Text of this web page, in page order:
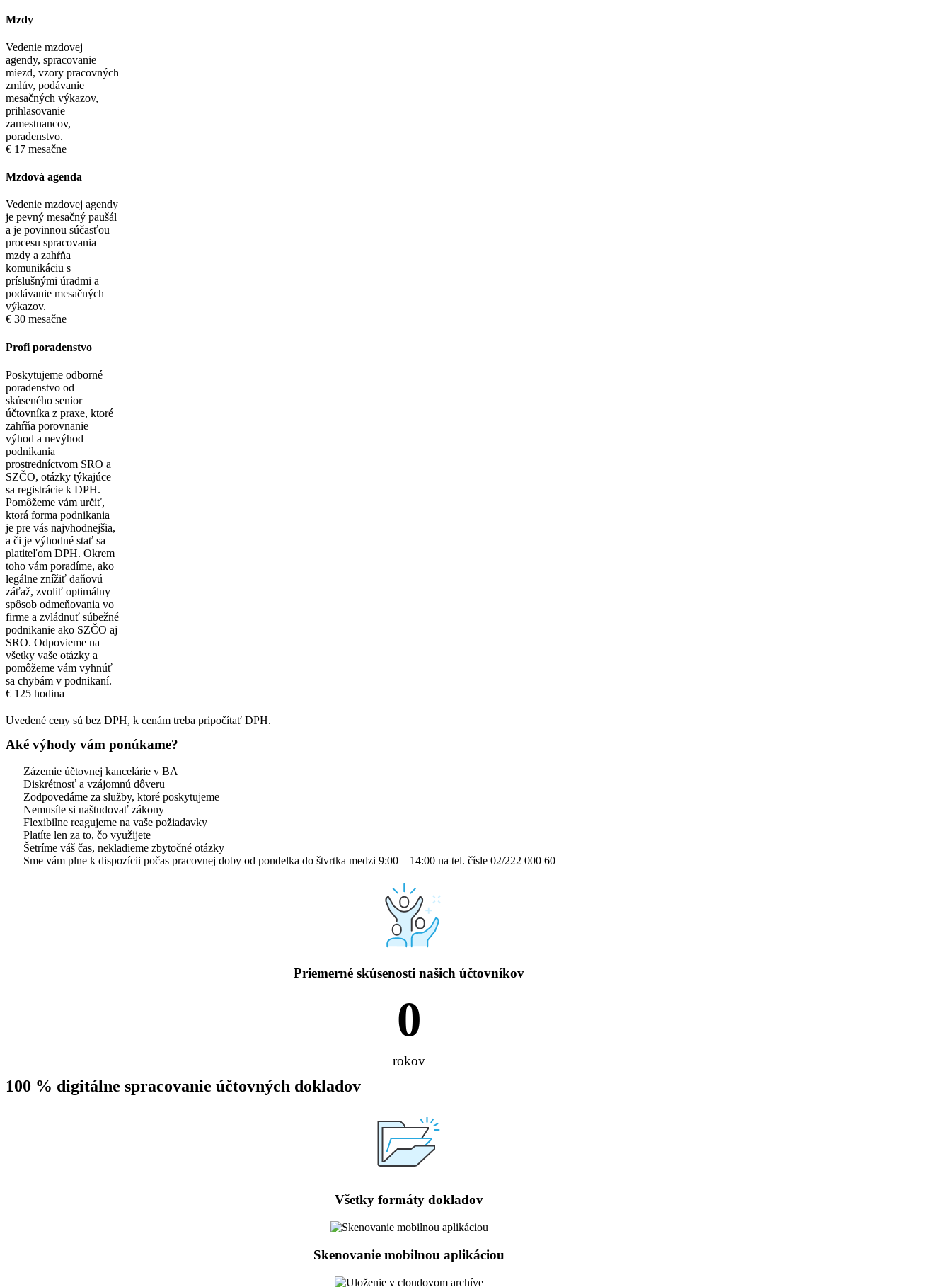
Mzdy
Vedenie mzdovej
agendy, spracovanie
miezd, vzory pracovných
zmlúv, podávanie
mesačných výkazov,
prihlasovanie
zamestnancov,
poradenstvo.
€ 17 mesačne
Mzdová agenda
Vedenie mzdovej agendy
je pevný mesačný paušál
a je povinnou súčasťou
procesu spracovania
mzdy a zahŕňa
komunikáciu s
príslušnými úradmi a
podávanie mesačných
výkazov.
€ 30 mesačne
Profi poradenstvo
Poskytujeme odborné
poradenstvo od
skúseného senior
účtovníka z praxe, ktoré
zahŕňa porovnanie
výhod a nevýhod
podnikania
prostredníctvom SRO a
SZČO, otázky týkajúce
sa registrácie k DPH.
Pomôžeme vám určiť,
ktorá forma podnikania
je pre vás najvhodnejšia,
a či je výhodné stať sa
platiteľom DPH. Okrem
toho vám poradíme, ako
legálne znížiť daňovú
záťaž, zvoliť optimálny
spôsob odmeňovania vo
firme a zvládnuť súbežné
podnikanie ako SZČO aj
SRO. Odpovieme na
všetky vaše otázky a
pomôžeme vám vyhnúť
sa chybám v podnikaní.
€ 125 hodina
Uvedené ceny sú bez DPH, k cenám treba pripočítať DPH.
Aké výhody vám ponúkame?
Zázemie účtovnej kancelárie v BA
Diskrétnosť a vzájomnú dôveru
Zodpovedáme za služby, ktoré poskytujeme
Nemusíte si naštudovať zákony
Flexibilne reagujeme na vaše požiadavky
Platíte len za to, čo využijete
Šetríme váš čas, nekladieme zbytočné otázky
Sme vám plne k dispozícii počas pracovnej doby od pondelka do štvrtka medzi 9:00 – 14:00 na tel. čísle 02/222 000 60
Priemerné skúsenosti našich účtovníkov
0
rokov
100 % digitálne spracovanie účtovných dokladov
Všetky formáty dokladov​
Skenovanie mobilnou aplikáciou